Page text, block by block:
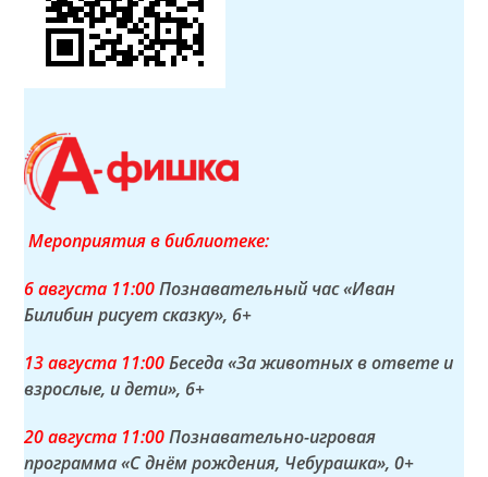
Мероприятия в библиотеке:
6 августа 11:00Познавательный час «Иван
Билибин рисует сказку», 6+
13 августа 11:00Беседа «За животных в ответе и
взрослые, и дети», 6+
20 августа 11:00Познавательно-игровая
программа «С днём рождения, Чебурашка», 0+